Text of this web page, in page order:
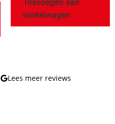
Toevoegen aan
winkelwagen
Lees meer reviews